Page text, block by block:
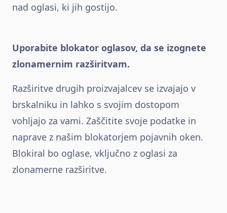
nad oglasi, ki jih gostijo.
Uporabite blokator oglasov, da se izognete
zlonamernim razširitvam.
Razširitve drugih proizvajalcev se izvajajo v
brskalniku in lahko s svojim dostopom
vohljajo za vami. Zaščitite svoje podatke in
naprave z našim blokatorjem pojavnih oken.
Blokiral bo oglase, vključno z oglasi za
zlonamerne razširitve.